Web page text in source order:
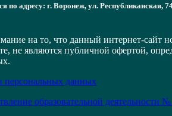
по адресу: г. Воронеж, ул. Республиканская,
на то, что данный интернет-сайт
не являются публичной офертой,
персональных данных
образовательной деятельности